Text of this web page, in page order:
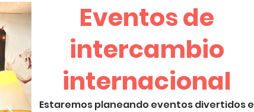
Eventos de
intercambio
internacional
Estaremos planeando eventos divertidos e